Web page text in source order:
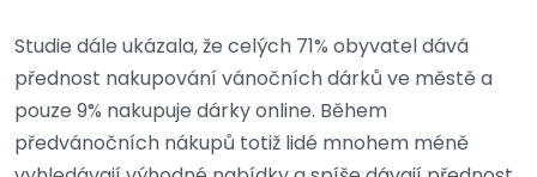
Studie dále ukázala, že celých 71% obyvatel dává
přednost nakupování vánočních dárků ve městě a
pouze 9% nakupuje dárky online. Během
předvánočních nákupů totiž lidé mnohem méně